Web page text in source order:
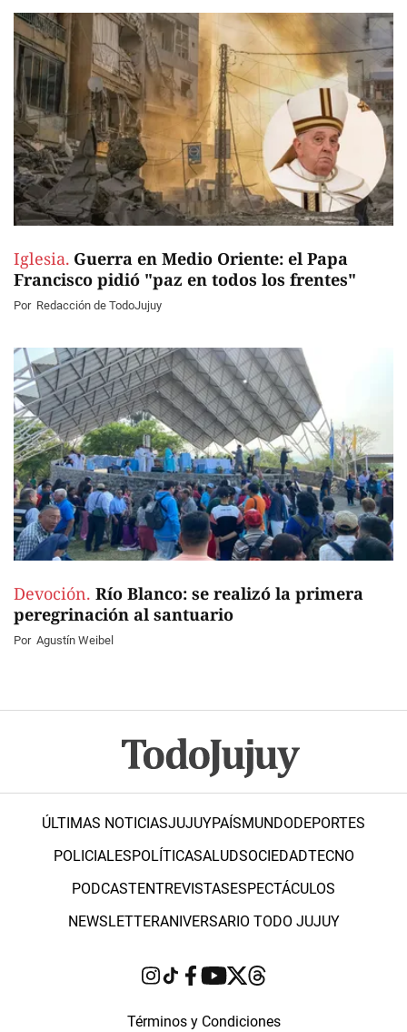
Iglesia. Guerra en Medio Oriente: el Papa
Francisco pidió "paz en todos los frentes"
Por Redacción de TodoJujuy
Devoción. Río Blanco: se realizó la primera
peregrinación al santuario
Por Agustín Weibel
ÚLTIMAS NOTICIASJUJUYPAÍSMUNDODEPORTES
POLICIALESPOLÍTICASALUDSOCIEDADTECNO
PODCASTENTREVISTASESPECTÁCULOS
NEWSLETTERANIVERSARIO TODO JUJUY
Términos y Condiciones